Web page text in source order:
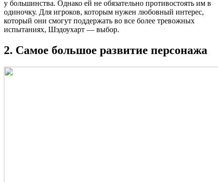
у большинства. Однако ей не обязательно противостоять им в
одиночку. Для игроков, которым нужен любовный интерес,
который они смогут поддержать во все более тревожных
испытаниях, Шэдоухарт — выбор.
2. Самое большое развитие персонажа